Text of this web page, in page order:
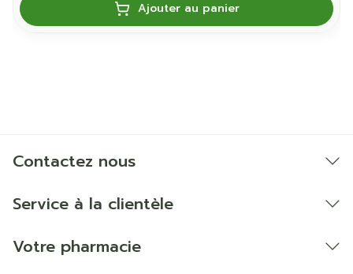
Ajouter au panier
Contactez nous
Service à la clientèle
Votre pharmacie